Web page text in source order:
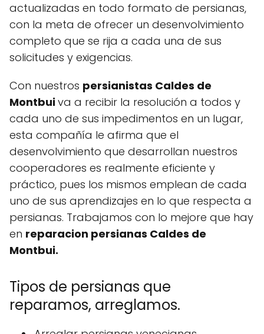
actualizadas en todo formato de persianas,
con la meta de ofrecer un desenvolvimiento
completo que se rija a cada una de sus
solicitudes y exigencias.
Con nuestros persianistas Caldes de
Montbuiva a recibir la resolución a todos y
cada uno de sus impedimentos en un lugar,
esta compañía le afirma que el
desenvolvimiento que desarrollan nuestros
cooperadores es realmente eficiente y
práctico, pues los mismos emplean de cada
uno de sus aprendizajes en lo que respecta a
persianas. Trabajamos con lo mejore que hay
en reparacion persianas Caldes de
Montbui.
Tipos de persianas que
reparamos, arreglamos.